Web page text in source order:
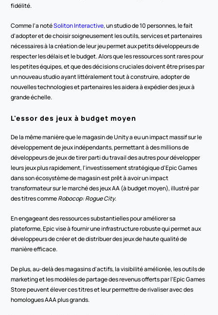
fidélité.
Comme l'a noté Soliton Interactive, un studio de 10 personnes, le fait
d'adopter et de choisir soigneusement les outils, services et partenaires
nécessaires à la création de leur jeu permet aux petits développeurs de
respecter les délais et le budget. Alors que les ressources sont rares pour
les petites équipes, et que des décisions cruciales doivent être prises par
un nouveau studio ayant littéralement tout à construire, adopter de
nouvelles technologies et partenaires les aidera à expédier des jeux à
grande échelle.
L'essor des jeux à budget moyen
De la même manière que le magasin de Unity a eu un impact massif sur le
développement de jeux indépendants, permettant à des millions de
développeurs de jeux de tirer parti du travail des autres pour développer
leurs jeux plus rapidement, l'investissement stratégique d'Epic Games
dans son écosystème de magasin est prêt à avoir un impact
transformateur sur le marché des jeux AA (à budget moyen), illustré par
des titres comme Robocop: Rogue City.
En engageant des ressources substantielles pour améliorer sa
plateforme, Epic vise à fournir une infrastructure robuste qui permet aux
développeurs de créer et de distribuer des jeux de haute qualité de
manière efficace.
De plus, au-delà des magasins d'actifs, la visibilité améliorée, les outils de
marketing et les modèles de partage des revenus offerts par l'Epic Games
Store peuvent élever ces titres et leur permettre de rivaliser avec des
homologues AAA plus grands.